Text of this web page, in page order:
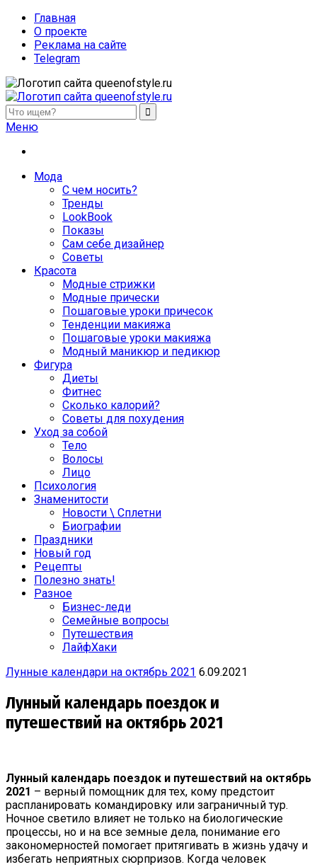
Главная
О проекте
Реклама на сайте
Telegram
queenofstyle.ru
Женский сайт о моде и красоте. Истории преображения и
похудения, отзывы о процедурах и косметике
Меню
Мода
С чем носить?
Тренды
LookBook
Показы
Сам себе дизайнер
Советы
Красота
Модные стрижки
Модные прически
Пошаговые уроки причесок
Тенденции макияжа
Пошаговые уроки макияжа
Модный маникюр и педикюр
Фигура
Диеты
Фитнес
Сколько калорий?
Советы для похудения
Уход за собой
Тело
Волосы
Лицо
Психология
Знаменитости
Новости \ Сплетни
Биографии
Праздники
Новый год
Рецепты
Полезно знать!
Разное
Бизнес-леди
Семейные вопросы
Путешествия
ЛайфХаки
Лунные календари на октябрь 2021 6.09.2021
Лунный календарь поездок и
путешествий на октябрь 2021
Лунный календарь поездок и путешествий на октябрь
2021 – верный помощник для тех, кому предстоит
распланировать командировку или заграничный тур.
Ночное светило влияет не только на биологические
процессы, но и на все земные дела, понимание его
закономерностей помогает притягивать в жизнь удачу и
избегать неприятных сюрпризов. Когда человек